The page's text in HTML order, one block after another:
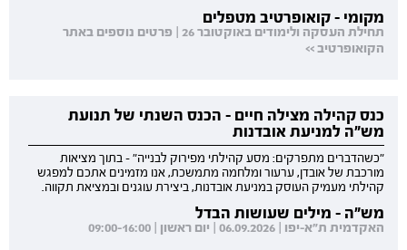
מקומי - קואופרטיב מטפלים
תחילת העסקה ולימודים באוקטובר 26 | פרטים נוספים באתר
הקואופרטיב >>
כנס קהילה מצילה חיים - הכנס השנתי של תנועת
מש"ה למניעת אובדנות
"כשהדברים מתפרקים: מסע קהילתי מפירוק לבנייה" - בתוך מציאות
מורכבת של אובדן, ערעור ומלחמה מתמשכת, אנו מזמינים אתכם למפגש
קהילתי מעמיק העוסק במניעת אובדנות, ביצירת עוגנים ובמציאת תקווה.
מש"ה - מילים שעושות הבדל
האקדמית ת"א-יפו | 06.09.2026 | יום ראשון | 09:00-16:00